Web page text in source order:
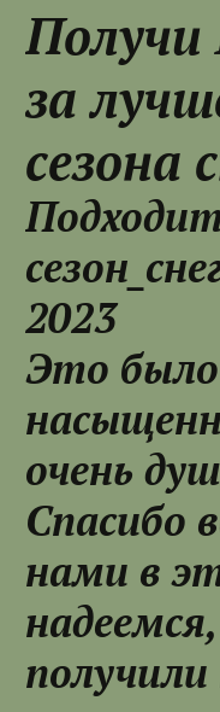
за
сезона
2023
Это было
очень
Спасибо
нами в